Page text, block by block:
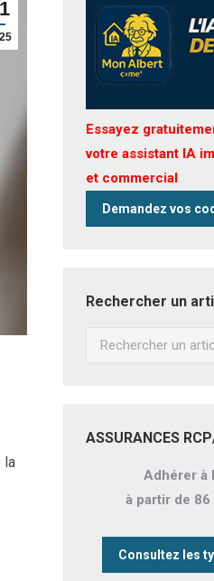
la
Essayez
votre assistant IA
et commercial
Demandez vos
Rechercher un
Recherche
ASSURANCES
Adhérer à
à partir de
Consultez les